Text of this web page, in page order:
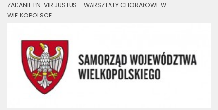
ZADANIE PN. VIR JUSTUS – WARSZTATY CHORAŁOWE W
WIELKOPOLSCE